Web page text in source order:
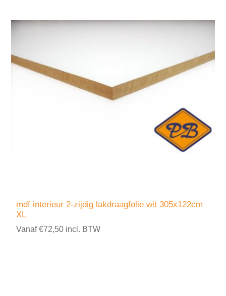
mdf interieur 2-zijdig lakdraagfolie wit 305x122cm
XL
Vanaf €72,50 incl. BTW